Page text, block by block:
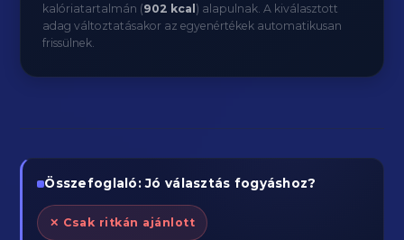
kalóriatartalmán (902 kcal ) alapulnak. A kiválasztott
adag változtatásakor az egyenértékek automatikusan
frissülnek.
Összefoglaló: Jó választás fogyáshoz?
✕ Csak ritkán ajánlott